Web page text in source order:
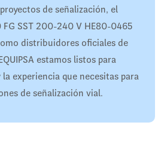
de señalización, el
FG SST 200-240 V HE80-0465
distribuidores oficiales de
estamos listos para
experiencia que necesitas para
de señalización vial.